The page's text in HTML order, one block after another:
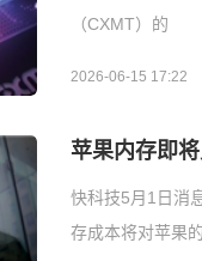
（CXMT）的
2026-06-15 17:22
苹果内存即
快科技5月1日消
存成本将对苹果